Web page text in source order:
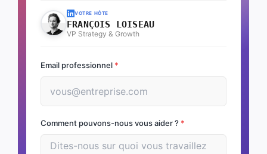
VOTRE HÔTE
FRANÇOIS LOISEAU
VP Strategy & Growth
Email professionnel *
Comment pouvons-nous vous aider ? *